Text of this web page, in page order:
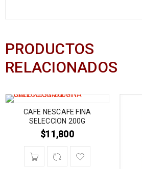
PRODUCTOS
RELACIONADOS
CAFE NESCAFE FINA
SELECCION 200G
$11,800